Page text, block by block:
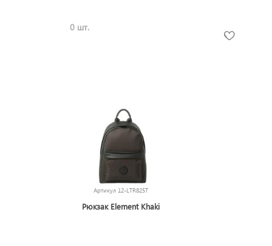
0 шт.
Артикул 12-LTR825T
Рюкзак Element Khaki